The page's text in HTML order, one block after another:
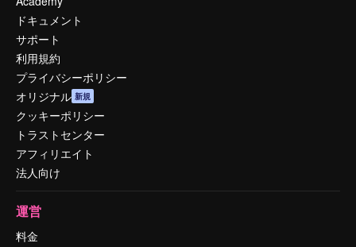
ドキュメント
サポート
利用規約
プライバシーポリシー
オリジナル 新規
クッキーポリシー
トラストセンター
アフィリエイト
法人向け
運営
料金